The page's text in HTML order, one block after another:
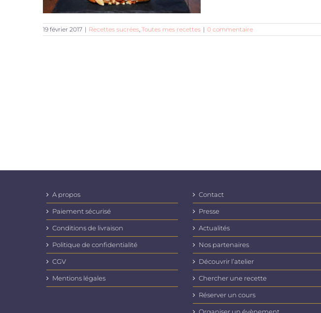
19 février 2017 | Recettes sucrées, Toutes mes recettes | 0 commentaire
A propos
Paiement sécurisé
Conditions de livraison
Politique de confidentialité
CGV
Mentions légales
Contact
Presse
Actualités
Nos partenaires
Découvrir l’atelier
Chercher une recette
Réserver un cours